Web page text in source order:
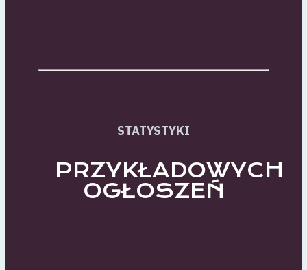
STATYSTYKI
PRZYKŁADOWYCH
OGŁOSZEŃ